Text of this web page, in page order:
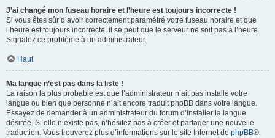
J’ai changé mon fuseau horaire et l’heure est toujours incorrecte !
Si vous êtes sûr d’avoir correctement paramétré votre fuseau horaire et que
l’heure est toujours incorrecte, il se peut que le serveur ne soit pas à l’heure.
Signalez ce problème à un administrateur.
Haut
Ma langue n’est pas dans la liste !
La raison la plus probable est que l’administrateur n’ait pas installé votre
langue ou bien que personne n’ait encore traduit phpBB dans votre langue.
Essayez de demander à un administrateur du forum d’installer la langue
désirée. Si elle n’existe pas, n’hésitez pas à créer et partager une nouvelle
traduction. Vous trouverez plus d’informations sur le site Internet de phpBB®.